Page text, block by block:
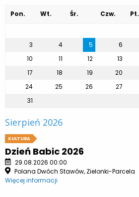
Pon. Wt. Śr. Czw. Pt.
3
4 5 6
10
11 12 13
17
18 19 20
24
25 26 27
31
Sierpień 2026
KULTURA
Dzień Babic 2026
29.08.2026 00:00
Polana Dwóch Stawów, Zielonki-Parcela
Więcej informacji